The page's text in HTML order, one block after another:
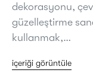
dekorasyonu,
güzelleştirme
kullanmak,…
içeriği görüntüle